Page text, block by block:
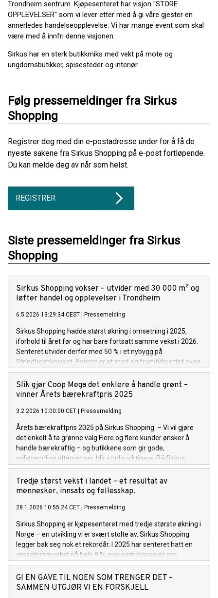
Trondheim sentrum. Kjøpesenteret har visjon "STORE
OPPLEVELSER" som vi lever etter med å gi våre gjester en
annerledes handelseopplevelse. Vi har mange event som skal
være med å innfri denne visjonen.
Sirkus har en sterk butikkmiks med vekt på mote og
ungdomsbutikker, spisesteder og interiør.
Følg pressemeldinger fra Sirkus
Shopping
Registrer deg med din e-postadresse under for å få de
nyeste sakene fra Sirkus Shopping på e-post fortløpende.
Du kan melde deg av når som helst.
REGISTRER
Siste pressemeldinger fra Sirkus
Shopping
Sirkus Shopping vokser – utvider med 30 000 m² og
løfter handel og opplevelser i Trondheim
6.5.2026 13:29:34 CEST | Pressemelding
Sirkus Shopping hadde størst økning i omsetning i 2025,
iforhold til året før og har bare fortsatt samme vekst i 2026.
Senteret utvider derfor med 50 % i et nybygg på
Strindheimkrysset. Bygget er et stort og fremtidsrettet bygg
på hele 30 000 kvadratmeter fordelt på ni etasjer. 15 000 m2
skal benyttes til kontor og 15 000 m2 til handel, opplevelser
og mat/servering. Utbyggingen øker kjøpesenterets areal
bredere tilbud innen både handel, opplevelser og
mat/servering.
Dette markerer en av de største utvidelsene av et kjøpesenter i
Norge, og vil styrke det kollektive knutepunktet og Sirkus
Shopping som en sentral møteplass i byen.
Slik gjør Coop Mega det enklere å handle grønt –
vinner Årets bærekraftpris 2025
3.2.2026 10:00:00 CET | Pressemelding
Årets bærekraftpris 2025 på Sirkus Shopping: – Vi vil gjøre
det enkelt å ta grønne valg Flere og flere kunder ønsker å
handle bærekraftig – og butikkene som gir gode,
miljøvennlige alternativer, blir stadig viktigere. På Sirkus
Shopping har dette engasjementet nå blitt løftet fram
gjennom Årets bærekraftpris 2025. Prisen deles ut til en
butikk som går foran og viser vei innen miljø,
bærekraft. Et tydelig forbilde Årets vinner er Coop Mega på
Sirkus Shopping – en butikk som i flere år har jobbet
systematisk og målrettet for å redusere sitt klimaavtrykk. –
Vi er utrolig stolte av denne prisen. Den tilhører hele laget
vårt som hver dag jobber for å gjøre bærekraft til en naturlig
del av handleopplevelsen, sier butikkleder Geir Jørgensen.
Tredje størst vekst i landet – et resultat av
mennesker, innsats og fellesskap.
28.1.2026 10:55:24 CET | Pressemelding
Sirkus Shopping er kjøpesenteret med tredje største økning i
Norge – en utvikling vi er svært stolte av. Sirkus Shopping
legger bak seg nok et rekordår. I 2025 har senteret hatt en
omsetningsvekst på hele 9 %, noe som plasserer oss
som det kjøpesenteret med tredje største økning i landet.
Ser vi de siste fire årene samlet, har Sirkus hatt en total
vekst på imponerende 40 %. Dette er sterke tall som tydelig
GI EN GAVE TIL NOEN SOM TRENGER DET –
SAMMEN UTGJØR VI EN FORSKJELL